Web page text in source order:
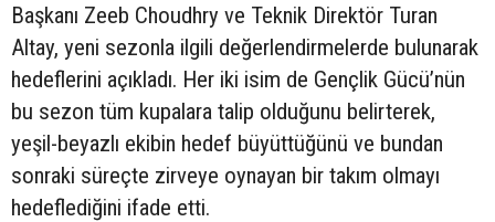
Başkanı Zeeb Choudhry ve Teknik Direktör Turan
Altay, yeni sezonla ilgili değerlendirmelerde bulunarak
hedeflerini açıkladı. Her iki isim de Gençlik Gücü’nün
bu sezon tüm kupalara talip olduğunu belirterek,
yeşil-beyazlı ekibin hedef büyüttüğünü ve bundan
sonraki süreçte zirveye oynayan bir takım olmayı
hedeflediğini ifade etti.